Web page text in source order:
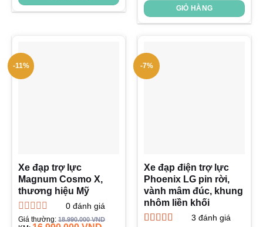
GIỎ HÀNG
-11%
Xe đạp trợ lực
Magnum Cosmo X,
thương hiệu Mỹ
Được
0đánh giá
Giá thường:18.990.000VND
-7%
Xe đạp điện trợ lực
Phoenix LG pin rời,
vành mâm đúc, khung
nhôm liền khối
3 đánh giá